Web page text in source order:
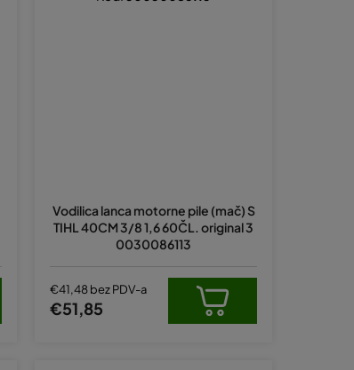
Vodilica lanca motorne pile (mač) S
TIHL 40CM 3/8 1,6 60ČL. original 3
0030086113
€41,48 bez PDV-a
€51,85